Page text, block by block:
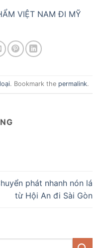
VIỆT NAM ĐI MỸ
. Bookmark the permalink.
phát nhanh nón lá
từ Hội An đi Sài Gòn